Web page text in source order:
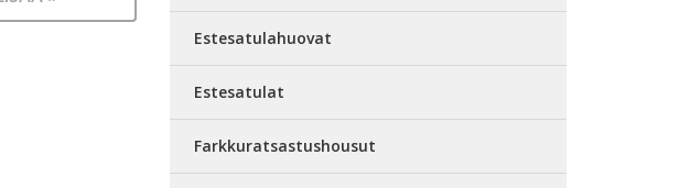
Estesatulahuovat
Estesatulat
Farkkuratsastushousut